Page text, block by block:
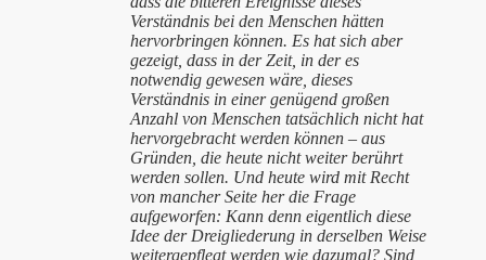
Verständnis bei den Menschen hätten
hervorbringen können. Es hat sich aber
gezeigt, dass in der Zeit, in der es
notwendig gewesen wäre, dieses
Verständnis in einer genügend großen
Anzahl von Menschen tatsächlich nicht hat
hervorgebracht werden können – aus
Gründen, die heute nicht weiter berührt
werden sollen. Und heute wird mit Recht
von mancher Seite her die Frage
aufgeworfen: Kann denn eigentlich diese
Idee der Dreigliederung in derselben Weise
weitergepflegt werden wie dazumal? Sind